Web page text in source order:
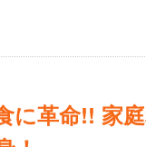
に革命!! 家